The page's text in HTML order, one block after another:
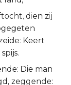
dien zij
Keert
Die man
zeggende: